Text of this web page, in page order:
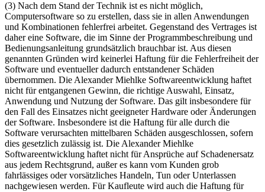
(3) Nach dem Stand der Technik ist es nicht möglich,
Computersoftware so zu erstellen, dass sie in allen Anwendungen
und Kombinationen fehlerfrei arbeitet. Gegenstand des Vertrages ist
daher eine Software, die im Sinne der Programmbeschreibung und
Bedienungsanleitung grundsätzlich brauchbar ist. Aus diesen
genannten Gründen wird keinerlei Haftung für die Fehlerfreiheit der
Software und eventueller dadurch entstandener Schäden
übernommen. Die Alexander Miehlke Softwareentwicklung haftet
nicht für entgangenen Gewinn, die richtige Auswahl, Einsatz,
Anwendung und Nutzung der Software. Das gilt insbesondere für
den Fall des Einsatzes nicht geeigneter Hardware oder Änderungen
der Software. Insbesondere ist die Haftung für alle durch die
Software verursachten mittelbaren Schäden ausgeschlossen, sofern
dies gesetzlich zulässig ist. Die Alexander Miehlke
Softwareentwicklung haftet nicht für Ansprüche auf Schadenersatz
aus jedem Rechtsgrund, außer es kann vom Kunden grob
fahrlässiges oder vorsätzliches Handeln, Tun oder Unterlassen
nachgewiesen werden. Für Kaufleute wird auch die Haftung für